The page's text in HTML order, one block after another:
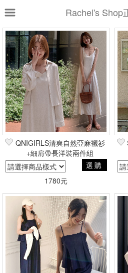
Rachel's Shop
上架時間 銷售件數 銷售價格
樣式尺寸篩選
全部樣式 黑 米駝
象牙白
海軍藍 天空藍
奶油米
全部尺寸 S M
QNIGIRLS清爽自然亞麻襯衫
+細肩帶長洋裝兩件組
選購
1780元